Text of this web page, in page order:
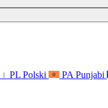
PL Polski PA Punjabi